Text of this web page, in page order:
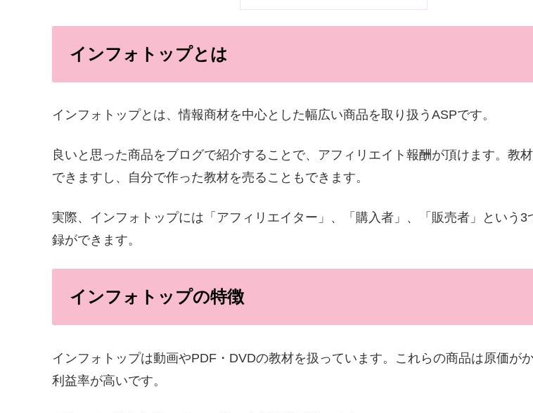
インフォトップとは
インフォトップとは、情報商材を中心とした幅広い商品を取り扱うASPです。
良いと思った商品をブログで紹介することで、アフィリエイト報酬が頂けます。教
できますし、自分で作った教材を売ることもできます。
実際、インフォトップには「アフィリエイター」、「購入者」、「販売者」という3
録ができます。
インフォトップの特徴
インフォトップは動画やPDF・DVDの教材を扱っています。これらの商品は原価が
利益率が高いです。